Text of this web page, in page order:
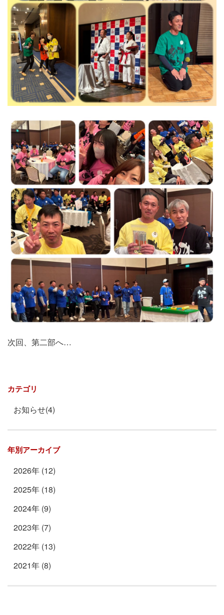
次回、第二部へ…
カテゴリ
お知らせ(4)
年別アーカイブ
2026年 (12)
2025年 (18)
2024年 (9)
2023年 (7)
2022年 (13)
2021年 (8)